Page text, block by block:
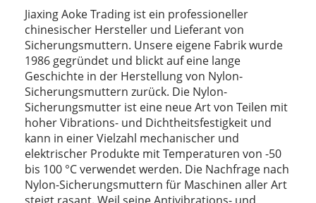
Jiaxing Aoke Trading ist ein professioneller
chinesischer Hersteller und Lieferant von
Sicherungsmuttern. Unsere eigene Fabrik wurde
1986 gegründet und blickt auf eine lange
Geschichte in der Herstellung von Nylon-
Sicherungsmuttern zurück. Die Nylon-
Sicherungsmutter ist eine neue Art von Teilen mit
hoher Vibrations- und Dichtheitsfestigkeit und
kann in einer Vielzahl mechanischer und
elektrischer Produkte mit Temperaturen von -50
bis 100 °C verwendet werden. Die Nachfrage nach
Nylon-Sicherungsmuttern für Maschinen aller Art